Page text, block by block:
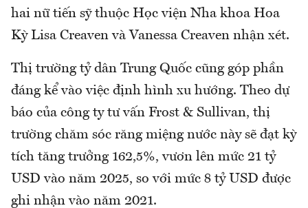
hai nữ tiến sỹ thuộc Học viện Nha khoa Hoa
Kỳ Lisa Creaven và Vanessa Creaven nhận xét.
Thị trường tỷ dân Trung Quốc cũng góp phần
đáng kể vào việc định hình xu hướng. Theo dự
báo của công ty tư vấn Frost & Sullivan, thị
trường chăm sóc răng miệng nước này sẽ đạt kỳ
tích tăng trưởng 162,5%, vươn lên mức 21 tỷ
USD vào năm 2025, so với mức 8 tỷ USD được
ghi nhận vào năm 2021.